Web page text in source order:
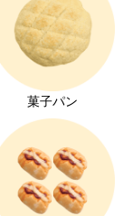
いました。
ンの需要の多
かったよう
うどいいで
菓子パン